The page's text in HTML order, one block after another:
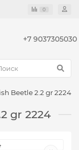
0
+7 9037305030
Beetle 2.2 gr 2224
gr 2224